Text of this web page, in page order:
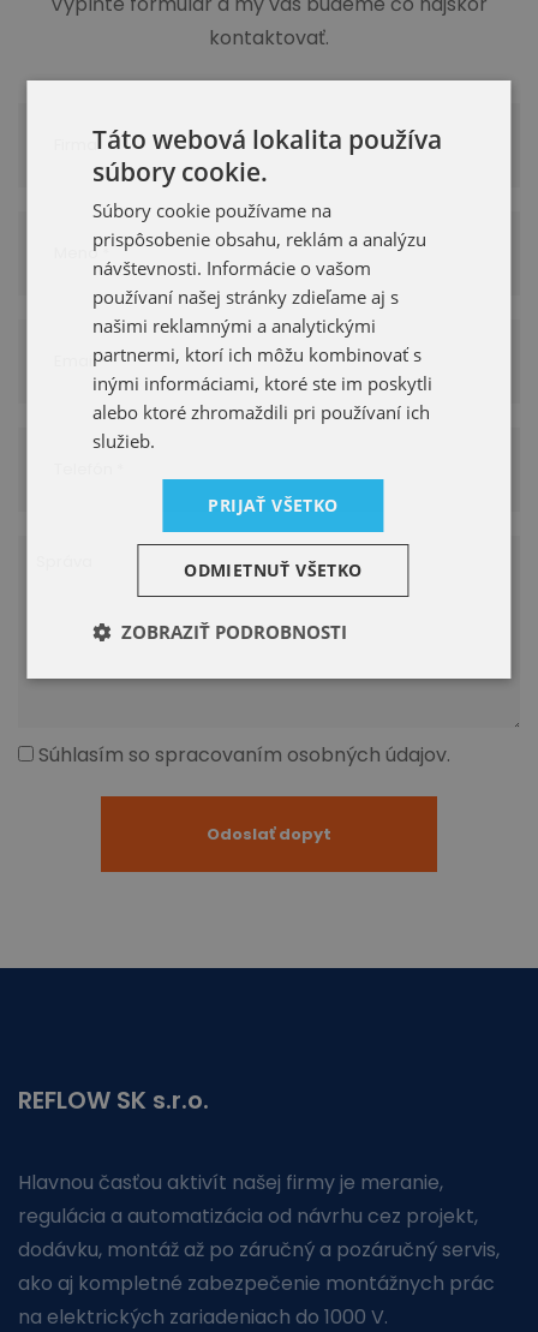
kontaktovať.
Súhlasím so spracovaním osobných údajov.
REFLOW SK s.r.o.
Hlavnou časťou aktivít našej firmy je meranie,
regulácia a automatizácia od návrhu cez projekt,
dodávku, montáž až po záručný a pozáručný servis,
ako aj kompletné zabezpečenie montážnych prác
na elektrických zariadeniach do 1000 V.
Táto webová lokalita používa
súbory cookie.
Súbory cookie používame na
prispôsobenie obsahu, reklám a analýzu
návštevnosti. Informácie o vašom
používaní našej stránky zdieľame aj s
našimi reklamnými a analytickými
partnermi, ktorí ich môžu kombinovať s
inými informáciami, ktoré ste im poskytli
alebo ktoré zhromaždili pri používaní ich
služieb.
PRIJAŤ VŠETKO
ODMIETNUŤ VŠETKO
ZOBRAZIŤ PODROBNOSTI